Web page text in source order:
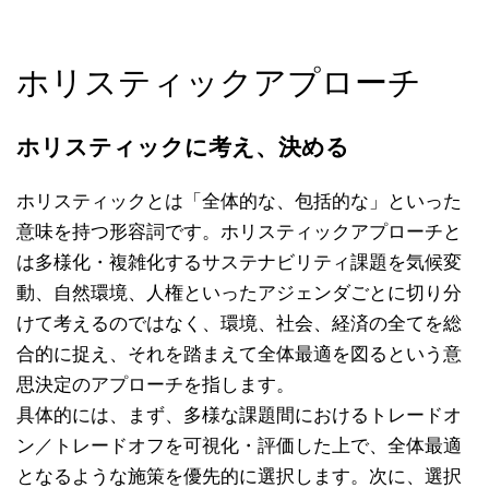
ホリスティックアプローチ
ホリスティックに考え、決める
ホリスティックとは「全体的な、包括的な」といった
意味を持つ形容詞です。ホリスティックアプローチと
は多様化・複雑化するサステナビリティ課題を気候変
動、自然環境、人権といったアジェンダごとに切り分
けて考えるのではなく、環境、社会、経済の全てを総
合的に捉え、それを踏まえて全体最適を図るという意
思決定のアプローチを指します。
具体的には、まず、多様な課題間におけるトレードオ
ン／トレードオフを可視化・評価した上で、全体最適
となるような施策を優先的に選択します。次に、選択